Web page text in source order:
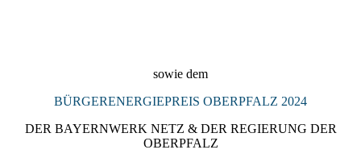
sowie dem
BÜRGERENERGIEPREIS OBERPFALZ 2024
DER BAYERNWERK NETZ & DER REGIERUNG DER
OBERPFALZ